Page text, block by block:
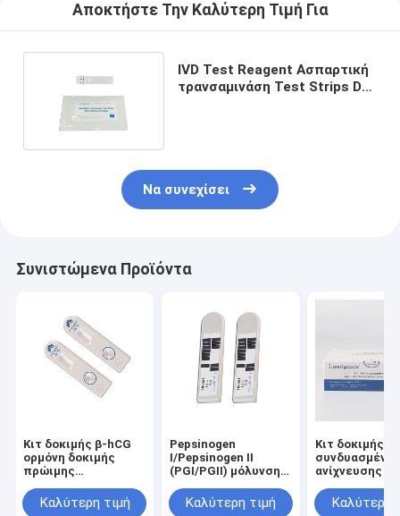
Αποκτήστε Την Καλύτερη Τιμή Για
IVD Test Reagent Ασπαρτική
τρανσαμινάση Test Strips Dry
Να συνεχίσει
Συνιστώμενα Προϊόντα
Κιτ δοκιμής β-hCG
ορμόνη δοκιμής
πρώιμης
ανθρώπινη
χοριονική
Καλύτερη τιμή
Pepsinogen
Ι/Pepsinogen ΙΙ
(PGI/PGII) μόλυνση
εξαρτήσεων
δοκιμής Combo
Καλύτερη τιμή
Κιτ δοκιμής
ανίχνευσης
δοκιμής OEM
（PGI/ PGII）
Καλύτερη